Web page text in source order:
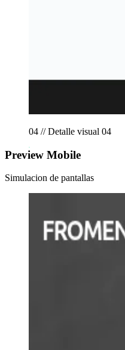
04 // Detalle visual 04
Preview Mobile
Simulacion de pantallas